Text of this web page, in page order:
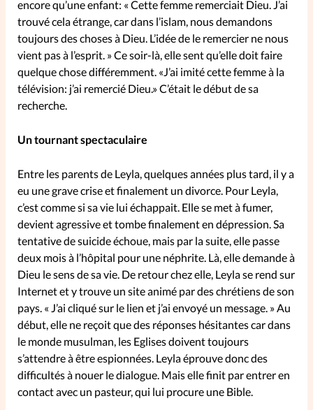
SpirituElles
Vive la famille
SpirituElles devient Relations
Faire un don
La Boutique
La Pause SpirituElles - toutes les
éditions
À propos
La rédaction
Mon compte
encore qu’une enfant: « Cette femme remerciait Dieu. J’ai
trouvé cela étrange, car dans l’islam, nous demandons
toujours des choses à Dieu. L’idée de le remercier ne nous
vient pas à l’esprit. » Ce soir-là, elle sent qu’elle doit faire
quelque chose différemment. «J’ai imité cette femme à la
télévision: j’ai remercié Dieu.» C’était le début de sa
recherche.
Un tournant spectaculaire
Entre les parents de Leyla, quelques années plus tard, il y a
eu une grave crise et finalement un divorce. Pour Leyla,
c’est comme si sa vie lui échappait. Elle se met à fumer,
devient agressive et tombe finalement en dépression. Sa
tentative de suicide échoue, mais par la suite, elle passe
deux mois à l’hôpital pour une néphrite. Là, elle demande à
Dieu le sens de sa vie. De retour chez elle, Leyla se rend sur
Internet et y trouve un site animé par des chrétiens de son
pays. « J’ai cliqué sur le lien et j’ai envoyé un message. » Au
début, elle ne reçoit que des réponses hésitantes car dans
le monde musulman, les Eglises doivent toujours
s’attendre à être espionnées. Leyla éprouve donc des
difficultés à nouer le dialogue. Mais elle finit par entrer en
contact avec un pasteur, qui lui procure une Bible.